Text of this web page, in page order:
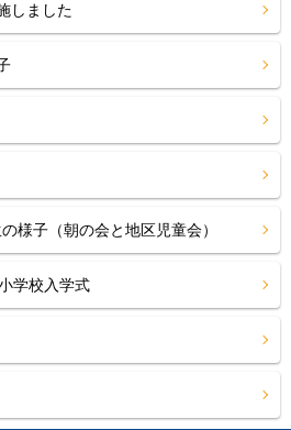
しました
様子（朝の会と地区児童会）
学校入学式